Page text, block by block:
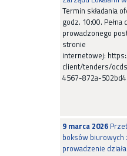
Termin składania
godz. 10:00. Pełna
prowadzonego
stronie
internetowej:
client/tenders/
4567-872a-
9 marca 2026
boksów
prowadzenie